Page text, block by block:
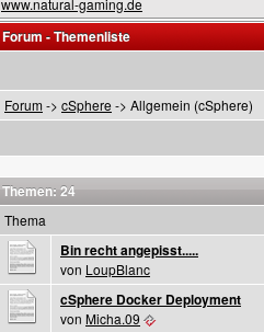
www.natural-gaming.de
Forum - Themenliste
Forum-> cSphere -> Allgemein (cSphere)
Themen: 24
Thema
Bin recht angepisst.....
von LoupBlanc
cSphere Docker Deployment
von Micha.09